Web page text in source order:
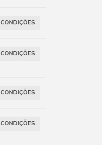
CONDIÇÕES
CONDIÇÕES
CONDIÇÕES
CONDIÇÕES